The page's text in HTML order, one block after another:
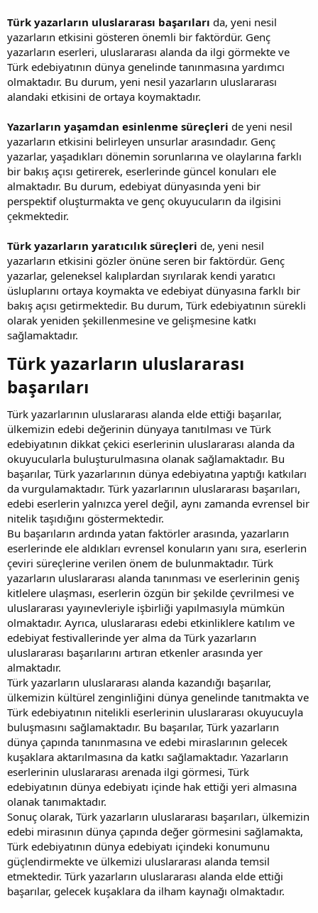
Türk yazarların uluslararası başarıları da, yeni nesil
yazarların etkisini gösteren önemli bir faktördür. Genç
yazarların eserleri, uluslararası alanda da ilgi görmekte ve
Türk edebiyatının dünya genelinde tanınmasına yardımcı
olmaktadır. Bu durum, yeni nesil yazarların uluslararası
alandaki etkisini de ortaya koymaktadır.
Yazarların yaşamdan esinlenme süreçleri de yeni nesil
yazarların etkisini belirleyen unsurlar arasındadır. Genç
yazarlar, yaşadıkları dönemin sorunlarına ve olaylarına farklı
bir bakış açısı getirerek, eserlerinde güncel konuları ele
almaktadır. Bu durum, edebiyat dünyasında yeni bir
perspektif oluşturmakta ve genç okuyucuların da ilgisini
çekmektedir.
Türk yazarların yaratıcılık süreçleri de, yeni nesil
yazarların etkisini gözler önüne seren bir faktördür. Genç
yazarlar, geleneksel kalıplardan sıyrılarak kendi yaratıcı
üsluplarını ortaya koymakta ve edebiyat dünyasına farklı bir
bakış açısı getirmektedir. Bu durum, Türk edebiyatının sürekli
olarak yeniden şekillenmesine ve gelişmesine katkı
sağlamaktadır.
Türk yazarların uluslararası
başarıları​
Türk yazarlarının uluslararası alanda elde ettiği başarılar,
ülkemizin edebi değerinin dünyaya tanıtılması ve Türk
edebiyatının dikkat çekici eserlerinin uluslararası alanda da
okuyucularla buluşturulmasına olanak sağlamaktadır. Bu
başarılar, Türk yazarlarının dünya edebiyatına yaptığı katkıları
da vurgulamaktadır. Türk yazarlarının uluslararası başarıları,
edebi eserlerin yalnızca yerel değil, aynı zamanda evrensel bir
nitelik taşıdığını göstermektedir.
Bu başarıların ardında yatan faktörler arasında, yazarların
eserlerinde ele aldıkları evrensel konuların yanı sıra, eserlerin
çeviri süreçlerine verilen önem de bulunmaktadır. Türk
yazarların uluslararası alanda tanınması ve eserlerinin geniş
kitlelere ulaşması, eserlerin özgün bir şekilde çevrilmesi ve
uluslararası yayınevleriyle işbirliği yapılmasıyla mümkün
olmaktadır. Ayrıca, uluslararası edebi etkinliklere katılım ve
edebiyat festivallerinde yer alma da Türk yazarların
uluslararası başarılarını artıran etkenler arasında yer
almaktadır.
Türk yazarların uluslararası alanda kazandığı başarılar,
ülkemizin kültürel zenginliğini dünya genelinde tanıtmakta ve
Türk edebiyatının nitelikli eserlerinin uluslararası okuyucuyla
buluşmasını sağlamaktadır. Bu başarılar, Türk yazarların
dünya çapında tanınmasına ve edebi miraslarının gelecek
kuşaklara aktarılmasına da katkı sağlamaktadır. Yazarların
eserlerinin uluslararası arenada ilgi görmesi, Türk
edebiyatının dünya edebiyatı içinde hak ettiği yeri almasına
olanak tanımaktadır.
Sonuç olarak, Türk yazarların uluslararası başarıları, ülkemizin
edebi mirasının dünya çapında değer görmesini sağlamakta,
Türk edebiyatının dünya edebiyatı içindeki konumunu
güçlendirmekte ve ülkemizi uluslararası alanda temsil
etmektedir. Türk yazarların uluslararası alanda elde ettiği
başarılar, gelecek kuşaklara da ilham kaynağı olmaktadır.